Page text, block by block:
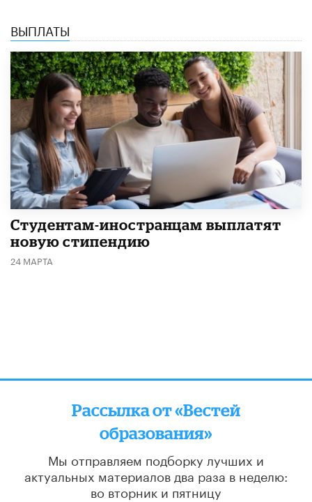
ВЫПЛАТЫ
Студентам-иностранцам выплатят
новую стипендию
24 МАРТА
Рассылка от «Вестей
образования»
Мы отправляем подборку лучших и
актуальных материалов два раза в неделю:
во вторник и пятницу